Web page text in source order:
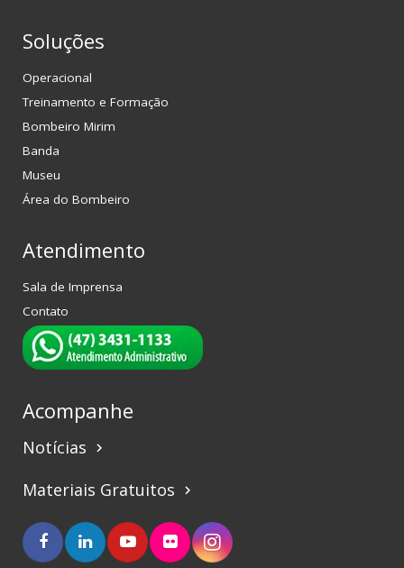
Soluções
Operacional
Treinamento e Formação
Bombeiro Mirim
Banda
Museu
Área do Bombeiro
Atendimento
Sala de Imprensa
Contato
Acompanhe
Notícias keyboard_arrow_right
Materiais Gratuitos keyboard_arrow_right